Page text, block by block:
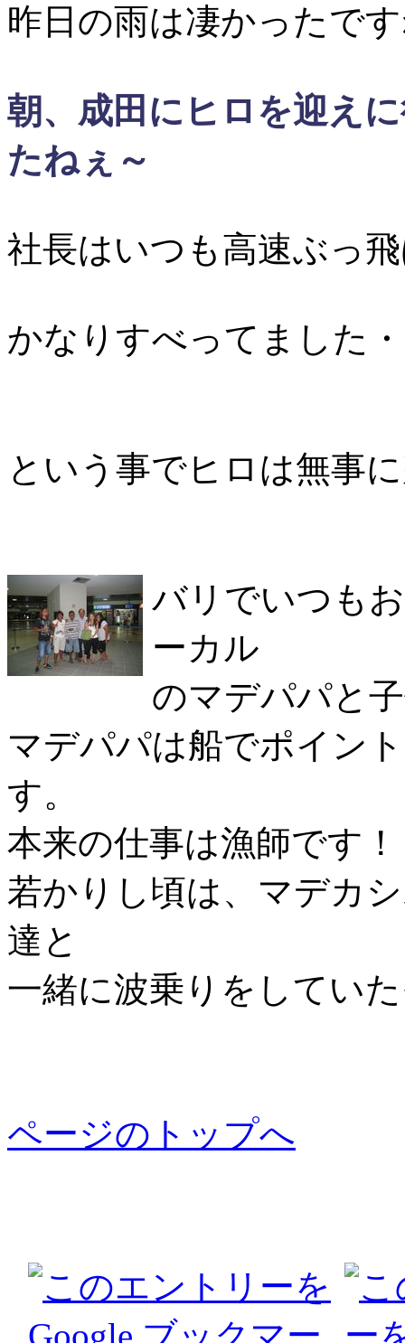
昨日の雨は凄かったで
朝、成田にヒロを迎え
たねぇ～
社長はいつも高速ぶっ
かなりすべってました
という事でヒロは無事
バリでいつも
ーカル
のマデパパと
マデパパは船でポイン
す。
本来の仕事は漁師です
若かりし頃は、マデカ
達と
一緒に波乗りをしてい
ページのトップへ